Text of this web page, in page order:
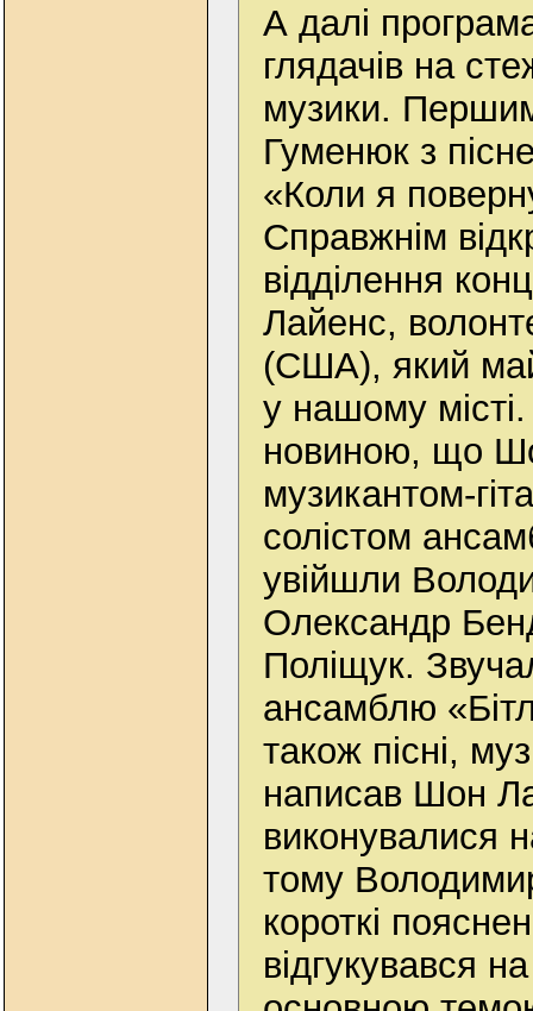
А далі
глядачів на
музики.
Гуменюк з
«Коли я
Справжнім
відділення
Лайенс,
(США), який
у нашому
новиною, що
музикантом-
солістом
увійшли
Олександр
Поліщук.
ансамблю
також пісні,
написав Шон
виконувалися
тому
короткі
відгукувався